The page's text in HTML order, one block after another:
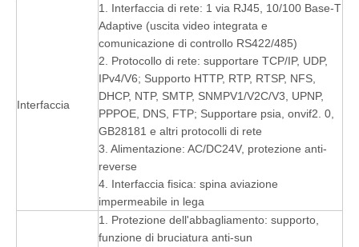
Interfaccia
1. Interfaccia di rete: 1 via RJ45, 10/100 Base-T
Adaptive (uscita video integrata e
comunicazione di controllo RS422/485)
2. Protocollo di rete: supportare TCP/IP, UDP,
IPv4/V6; Supporto HTTP, RTP, RTSP, NFS,
DHCP, NTP, SMTP, SNMPV1/V2C/V3, UPNP,
PPPOE, DNS, FTP; Supportare psia, onvif2. 0,
GB28181 e altri protocolli di rete
3. Alimentazione: AC/DC24V, protezione anti-
reverse
4. Interfaccia fisica: spina aviazione
impermeabile in lega
1. Protezione dell'abbagliamento: supporto,
funzione di bruciatura anti-sun